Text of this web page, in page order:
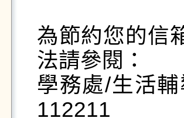
為節約您的信
法請參閱：
學務處/生活
112211